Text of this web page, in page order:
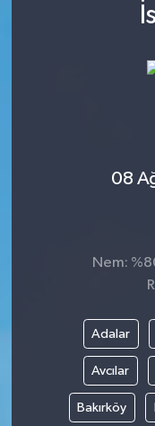
08
Nem:
Adalar
Avcılar
Bakırköy
Video Galeri